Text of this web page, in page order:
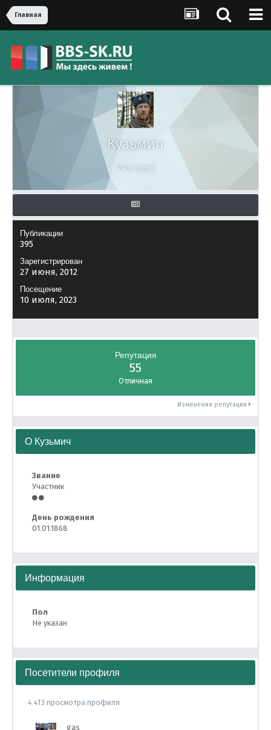
Главная
Кузьмич
Участники
Публикации
395
Зарегистрирован
27 июня, 2012
Посещение
10 июля, 2023
Репутация
55
Отличная
Изменения репутации
О Кузьмич
Звание
Участник
День рождения
01.01.1868
Информация
Пол
Не указан
Посетители профиля
4 413 просмотра профиля
gas